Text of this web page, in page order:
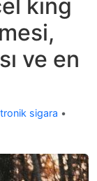
king
ve en
sigara •